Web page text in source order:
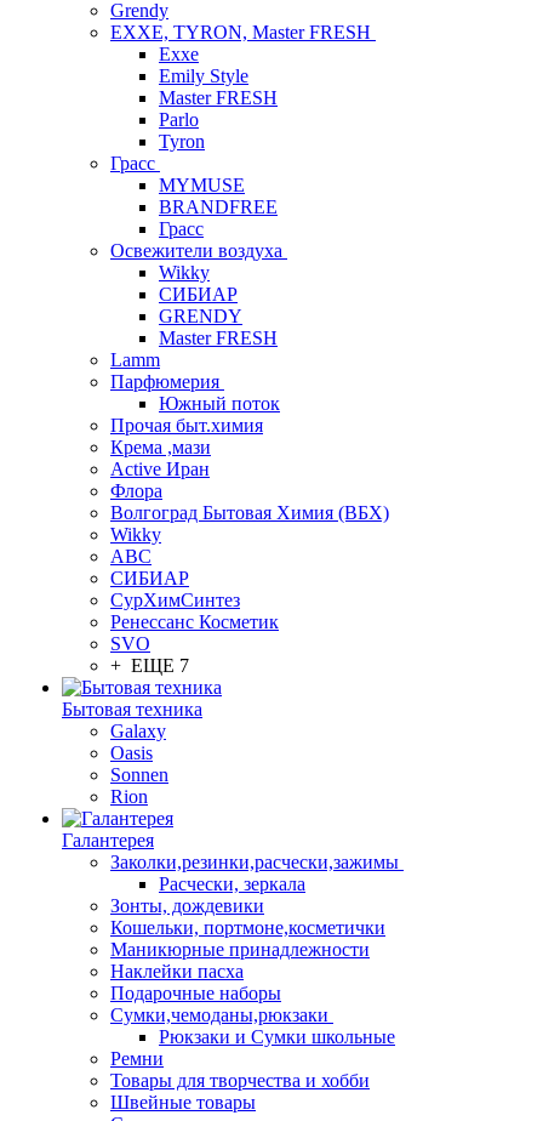
Grendy
EXXE, TYRON, Master FRESH
Exxe
Emily Style
Master FRESH
Parlo
Tyron
Грасс
MYMUSE
BRANDFREE
Грасс
Освежители воздуха
Wikky
СИБИАР
GRENDY
Master FRESH
Lamm
Парфюмерия
Южный поток
Прочая быт.химия
Крема ,мази
Аctive Иран
Флора
Волгоград Бытовая Химия (ВБХ)
Wikky
АВС
СИБИАР
СурХимСинтез
Ренессанс Косметик
SVO
+ ЕЩЕ 7
Бытовая техника
Galaxy
Oasis
Sonnen
Rion
Галантерея
Заколки,резинки,расчески,зажимы
Расчески, зеркала
Зонты, дождевики
Кошельки, портмоне,косметички
Маникюрные принадлежности
Наклейки пасха
Подарочные наборы
Сумки,чемоданы,рюкзаки
Рюкзаки и Сумки школьные
Ремни
Товары для творчества и хобби
Швейные товары